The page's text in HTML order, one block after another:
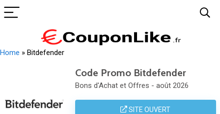
Home » Bitdefender
Code Promo Bitdefender
Bons d'Achat et Offres - août 2026
SITE OUVERT